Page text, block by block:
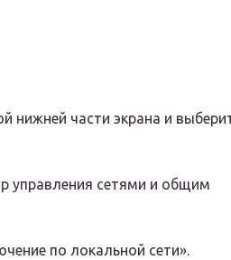
нижней части экрана и
управления сетями и общим
по локальной сети».